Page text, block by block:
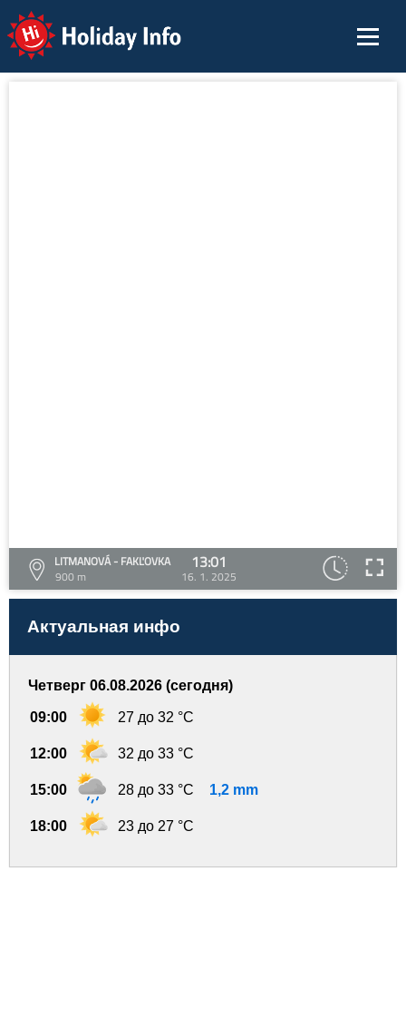
Holiday Info
LITMANOVÁ - FAKĽOVKA
900 m
13:01
16. 1. 2025
Актуальная инфо
Четверг 06.08.2026 (сегодня)
09:00 27 до 32 °C
12:00 32 до 33 °C
15:00 28 до 33 °C 1,2 mm
18:00 23 до 27 °C